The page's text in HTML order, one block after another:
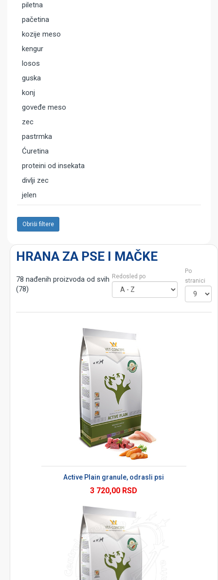
piletna
pačetina
kozije meso
kengur
losos
guska
konj
goveđe meso
zec
pastrmka
Ćuretina
proteini od insekata
divlji zec
jelen
Obriši filtere
HRANA ZA PSE I MAČKE
78 nađenih proizvoda od svih
(78)
Redosled po
Po
stranici
Active Plain granule, odrasli psi
3 720,00 RSD